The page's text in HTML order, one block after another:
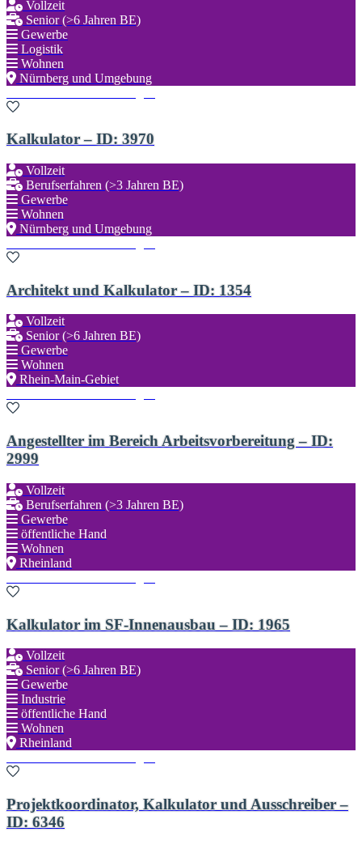
Vollzeit
Senior (>6 Jahren BE)
Gewerbe
Logistik
Wohnen
Nürnberg und Umgebung
Kalkulator – ID: 3970
Vollzeit
Berufserfahren (>3 Jahren BE)
Gewerbe
Wohnen
Nürnberg und Umgebung
Architekt und Kalkulator – ID: 1354
Vollzeit
Senior (>6 Jahren BE)
Gewerbe
Wohnen
Rhein-Main-Gebiet
Angestellter im Bereich Arbeitsvorbereitung – ID:
2999
Vollzeit
Berufserfahren (>3 Jahren BE)
Gewerbe
öffentliche Hand
Wohnen
Rheinland
Kalkulator im SF-Innenausbau – ID: 1965
Vollzeit
Senior (>6 Jahren BE)
Gewerbe
Industrie
öffentliche Hand
Wohnen
Rheinland
Projektkoordinator, Kalkulator und Ausschreiber –
ID: 6346